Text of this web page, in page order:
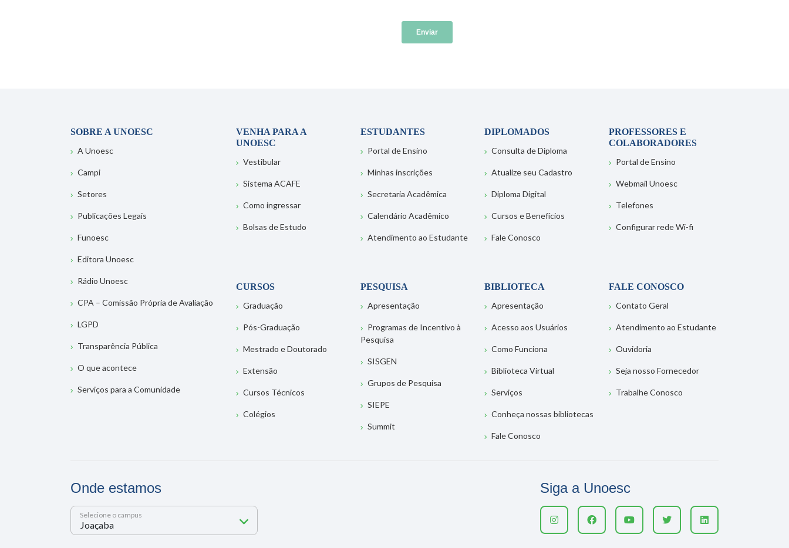
SOBRE A UNOESC
A Unoesc
Campi
Setores
Publicações Legais
Funoesc
Editora Unoesc
Rádio Unoesc
CPA – Comissão Própria de Avaliação
LGPD
Transparência Pública
O que acontece
Serviços para a Comunidade
VENHA PARA A
UNOESC
Vestibular
Sistema ACAFE
Como ingressar
Bolsas de Estudo
ESTUDANTES
Portal de Ensino
Minhas inscrições
Secretaria Acadêmica
Calendário Acadêmico
Atendimento ao Estudante
DIPLOMADOS
Consulta de Diploma
Atualize seu Cadastro
Diploma Digital
Cursos e Benefícios
Fale Conosco
PROFESSORES E
COLABORADORES
Portal de Ensino
Webmail Unoesc
Telefones
Configurar rede Wi-fi
CURSOS
Graduação
Pós-Graduação
Mestrado e Doutorado
Extensão
Cursos Técnicos
Colégios
PESQUISA
Apresentação
Programas de Incentivo à
Pesquisa
SISGEN
Grupos de Pesquisa
SIEPE
Summit
BIBLIOTECA
Apresentação
Acesso aos Usuários
Como Funciona
Biblioteca Virtual
Serviços
Conheça nossas bibliotecas
Fale Conosco
FALE CONOSCO
Contato Geral
Atendimento ao Estudante
Ouvidoria
Seja nosso Fornecedor
Trabalhe Conosco
Onde estamos
Selecione o campus
Siga a Unoesc